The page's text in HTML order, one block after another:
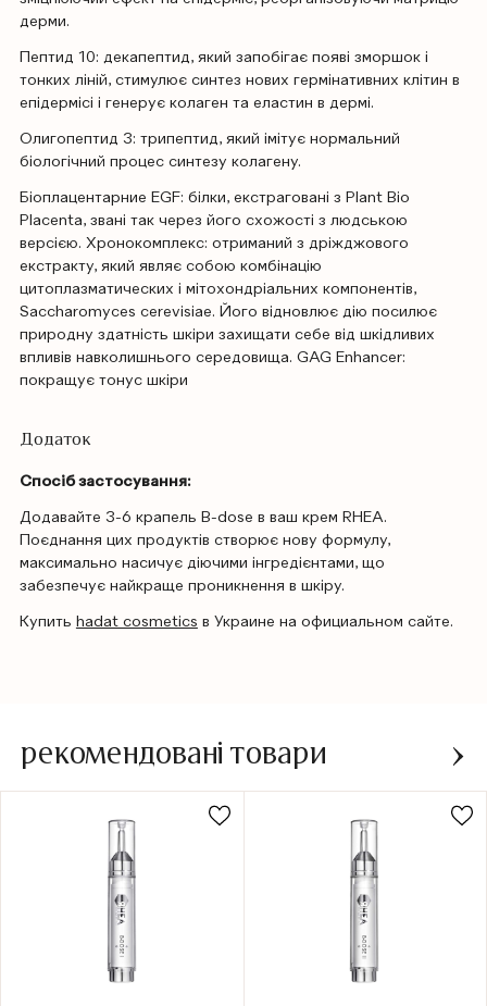
дерми.
Пептид 10: декапептид, який запобігає появі зморшок і
тонких ліній, стимулює синтез нових гермінативних клітин в
епідермісі і генерує колаген та еластин в дермі.
Олигопептид 3: трипептид, який імітує нормальний
біологічний процес синтезу колагену.
Біоплацентарние EGF: білки, екстраговані з Plant Bio
Placenta, звані так через його схожості з людською
версією. Хронокомплекс: отриманий з дріжджового
екстракту, який являє собою комбінацію
цитоплазматических і мітохондріальних компонентів,
Saccharomyces cerevisiae. Його відновлює дію посилює
природну здатність шкіри захищати себе від шкідливих
впливів навколишнього середовища. GAG Enhancer:
покращує тонус шкіри
Додаток
Спосіб застосування:
Додавайте 3-6 крапель B-dose в ваш крем RHEA.
Поєднання цих продуктів створює нову формулу,
максимально насичує діючими інгредієнтами, що
забезпечує найкраще проникнення в шкіру.
Купить hadat cosmetics в Украине на официальном сайте.
рекомендовані товари